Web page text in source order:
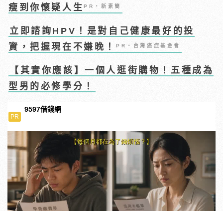
瘦到你懷疑人生PR・新素簡
立即諮詢HPV！是對自己健康最好的投
資，把握現在不嫌晚！PR・台灣癌症基金會
【其實你應該】一個人逛街購物！五種成為
型男的必修學分！
PR
9597借錢網